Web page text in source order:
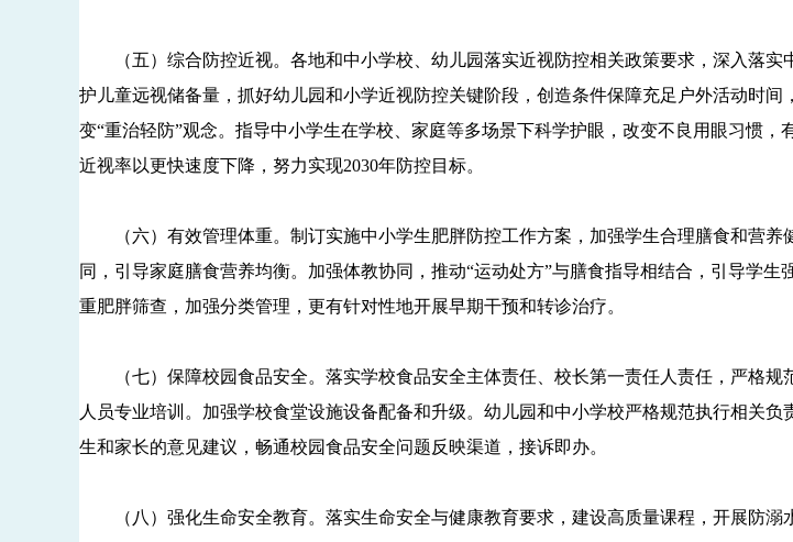
（五）综合防控近视。各地和中小学校、幼儿园落实近视防控相关政策要求，深入落实
护儿童远视储备量，抓好幼儿园和小学近视防控关键阶段，创造条件保障充足户外活动时
变“重治轻防”观念。指导中小学生在学校、家庭等多场景下科学护眼，改变不良用眼习惯
近视率以更快速度下降，努力实现2030年防控目标。
（六）有效管理体重。制订实施中小学生肥胖防控工作方案，加强学生合理膳食和营养
同，引导家庭膳食营养均衡。加强体教协同，推动“运动处方”与膳食指导相结合，引导学
重肥胖筛查，加强分类管理，更有针对性地开展早期干预和转诊治疗。
（七）保障校园食品安全。落实学校食品安全主体责任、校长第一责任人责任，严格规
人员专业培训。加强学校食堂设施设备配备和升级。幼儿园和中小学校严格规范执行相关
生和家长的意见建议，畅通校园食品安全问题反映渠道，接诉即办。
（八）强化生命安全教育。落实生命安全与健康教育要求，建设高质量课程，开展防溺